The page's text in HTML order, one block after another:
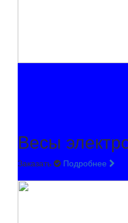
Весы
Заказать Подробнее